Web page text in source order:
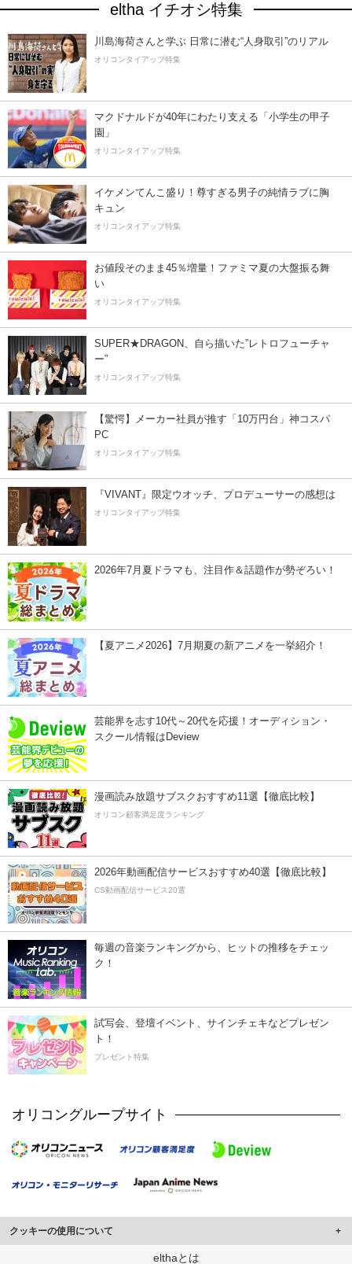
eltha イチオシ特集
川島海荷さんと学ぶ 日常に潜む“人身取引”のリアル
オリコンタイアップ特集
マクドナルドが40年にわたり支える「小学生の甲子
園」
オリコンタイアップ特集
イケメンてんこ盛り！尊すぎる男子の純情ラブに胸
キュン
オリコンタイアップ特集
お値段そのまま45％増量！ファミマ夏の大盤振る舞
い
オリコンタイアップ特集
SUPER★DRAGON、自ら描いた”レトロフューチャ
ー”
オリコンタイアップ特集
【驚愕】メーカー社員が推す「10万円台」神コスパ
PC
オリコンタイアップ特集
『VIVANT』限定ウオッチ、プロデューサーの感想は
オリコンタイアップ特集
2026年7月夏ドラマも、注目作＆話題作が勢ぞろい！
【夏アニメ2026】7月期夏の新アニメを一挙紹介！
芸能界を志す10代～20代を応援！オーディション・
スクール情報はDeview
漫画読み放題サブスクおすすめ11選【徹底比較】
オリコン顧客満足度ランキング
2026年動画配信サービスおすすめ40選【徹底比較】
CS動画配信サービス20選
毎週の音楽ランキングから、ヒットの推移をチェッ
ク！
試写会、登壇イベント、サインチェキなどプレゼン
ト！
プレゼント特集
オリコングループサイト
クッキーの使用について
このサイトでは Cookie を使用して、ユーザーに合わせたコンテンツや広告の
elthaとは